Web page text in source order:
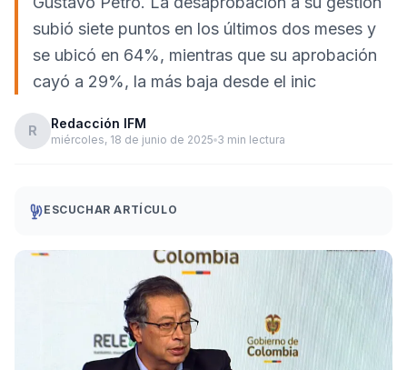
subió siete puntos en los últimos dos meses y
se ubicó en 64%, mientras que su aprobación
cayó a 29%, la más baja desde el inic
R Redacción IFM
miércoles, 18 de junio de 2025 3 min lectura
ESCUCHAR ARTÍCULO